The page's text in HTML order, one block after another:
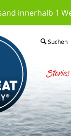
innerhalb 1
Suchen
Stories